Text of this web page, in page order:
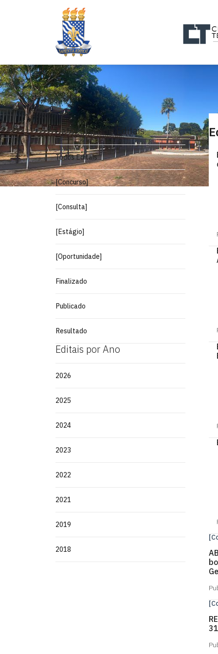
Categorias de Editais
Todos Editais
[Concurso]
[Consulta]
[Estágio]
[Oportunidade]
Finalizado
Publicado
Resultado
Editais por Ano
2026
2025
2024
2023
2022
2021
2019
2018